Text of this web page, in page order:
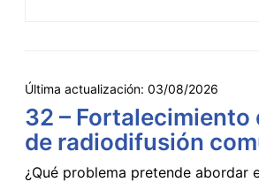
Última actualización: 03/08/2026
32 – Fortalecimiento
de radiodifusión
¿Qué problema pretende abordar